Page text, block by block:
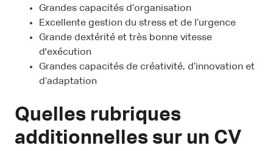
Grandes capacités d’organisation
Excellente gestion du stress et de l’urgence
Grande dextérité et très bonne vitesse
d'exécution
Grandes capacités de créativité, d’innovation et
d’adaptation
Quelles rubriques
additionnelles sur un CV